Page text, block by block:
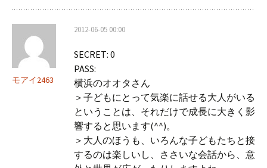
モアイ2463
2012-06-05 00:00
SECRET: 0
PASS:
横浜のオオタさん
＞子どもにとって気楽に話せる大人がいる
ということは、それだけで成長に大きく影
響すると思います(^^)。
＞大人のほうも、いろんな子どもたちと接
するのは楽しいし、ささいな会話から、意